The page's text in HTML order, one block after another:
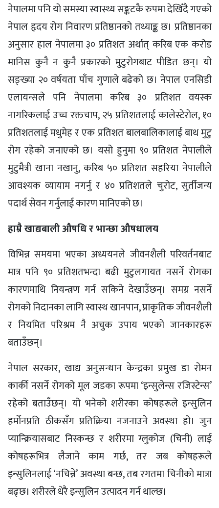
नेपालमा पनि यो समस्या स्वास्थ्य सङ्कटकै रुपमा देखिँदै गएको
नेपाल हृदय रोग निवारण प्रतिष्ठानको तथ्याङ्क छ। प्रतिष्ठानका
अनुसार हाल नेपालमा ३० प्रतिशत अर्थात् करिब एक करोड
मानिस कुनै न कुनै प्रकारको मुटुरोगबाट पीडित छन्। यो
सङ्ख्या २० वर्षयता पाँच गुणाले बढेको छ। नेपाल एनसिडी
एलायन्सले पनि नेपालमा करिब ३० प्रतिशत वयस्क
नागरिकलाई उच्च रक्तचाप, २५ प्रतिशतलाई कालेस्टेरोल, १०
प्रतिशतलाई मधुमेह र एक प्रतिशत बालबालिकालाई बाथ मुटु
रोग रहेको जनाएको छ। यसो हुनुमा ९० प्रतिशत नेपालीले
मुटुमैत्री खाना नखानु, करिब ५० प्रतिशत सहरिया नेपालीले
आवश्यक व्यायाम नगर्नु र ४० प्रतिशतले चुरोट, सुर्तीजन्य
पदार्थ सेवन गर्नुलाई कारण मानिएको छ।
हाम्रै खाद्यबाली औषधि र भान्छा औषधालय
विभिन्न समयमा भएका अध्ययनले जीवनशैली परिवर्तनबाट
मात्र पनि ९० प्रतिशतभन्दा बढी मुटुलगायत नसर्ने रोगका
कारणमाथि नियन्त्रण गर्न सकिने देखाउँछन्। समग्र नसर्ने
रोगको निदानका लागि स्वास्थ खानपान, प्राकृतिक जीवनशैली
र नियमित परिश्रम नै अचुक उपाय भएको जानकारहरू
बताउँछन्।
नेपाल सरकार, खाद्य अनुसन्धान केन्द्रका प्रमुख डा रोमन
कार्की नसर्ने रोगको मूल जडका रूपमा ‘इन्सुलेन्स रजिस्टेन्स’
रहेको बताउँछन्। यो भनेको शरीरका कोषहरूले इन्सुलिन
हर्मोनप्रति ठीकसँग प्रतिक्रिया नजनाउने अवस्था हो। जुन
प्यान्क्रियासबाट निस्कन्छ र शरीरमा ग्लुकोज (चिनी) लाई
कोषहरूभित्र लैजाने काम गर्छ, तर जब कोषहरूले
इन्सुलिनलाई ‘नचिन्ने’ अवस्था बन्छ, तब रगतमा चिनीको मात्रा
बढ्छ। शरीरले धेरै इन्सुलिन उत्पादन गर्न थाल्छ।